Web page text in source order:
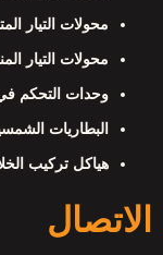
محولات التيار
محولات التيار
وحدات التحكم
البطاريات
هياكل تركيب
الاتصال